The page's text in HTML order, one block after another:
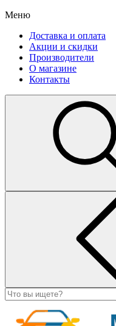
Меню
Доставка и оплата
Акции и скидки
Производители
О магазине
Контакты